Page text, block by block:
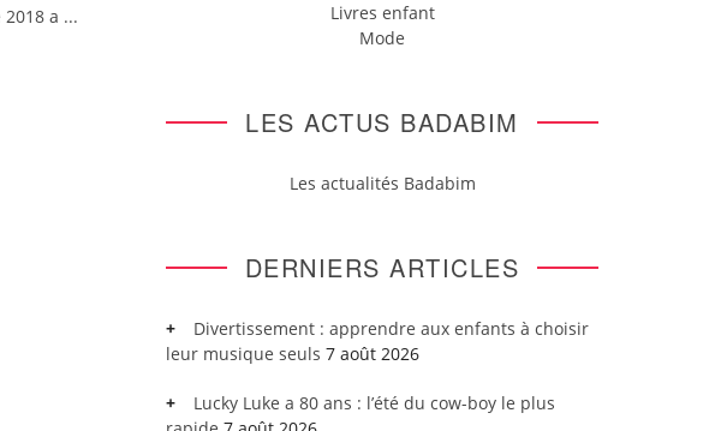
a ...
Livres enfant
Mode
LES ACTUS BADABIM
Les actualités Badabim
DERNIERS ARTICLES
Divertissement : apprendre aux enfants à choisir
leur musique seuls 7 août 2026
Lucky Luke a 80 ans : l’été du cow-boy le plus